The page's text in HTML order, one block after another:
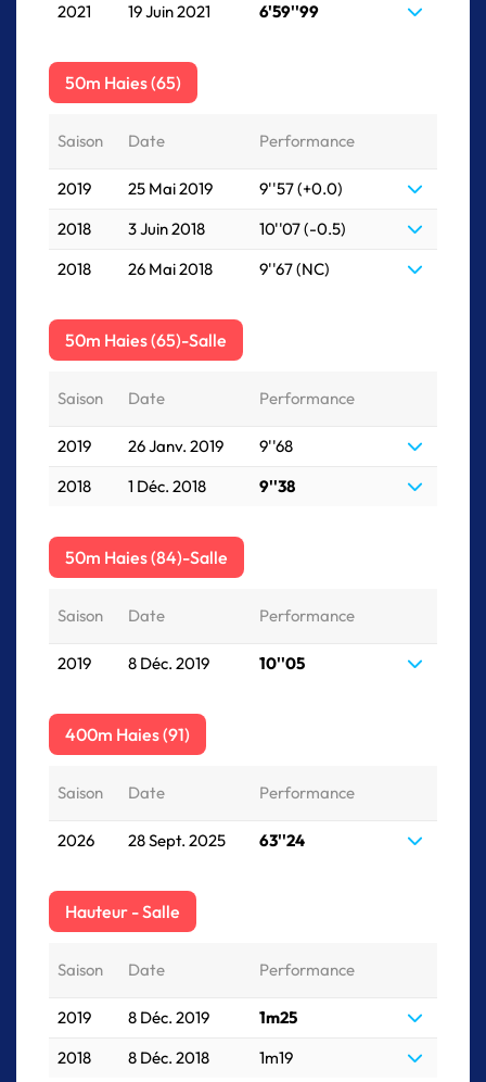
2021 19 Juin 2021 6'59''99
50m Haies (65)
Saison Date Performance
2019 25 Mai 2019
9''57 (+0.0)
2018
3 Juin 2018
10''07 (-0.5)
2018
26 Mai 2018 9''67 (NC)
50m Haies (65)-Salle
Saison Date Performance
2019 26 Janv. 2019
9''68
2018
1 Déc. 2018 9''38
50m Haies (84)-Salle
Saison Date Performance
2019 8 Déc. 2019 10''05
400m Haies (91)
Saison Date Performance
2026 28 Sept. 2025 63''24
Hauteur - Salle
Saison Date Performance
2019 8 Déc. 2019
1m25
2018
8 Déc. 2018 1m19